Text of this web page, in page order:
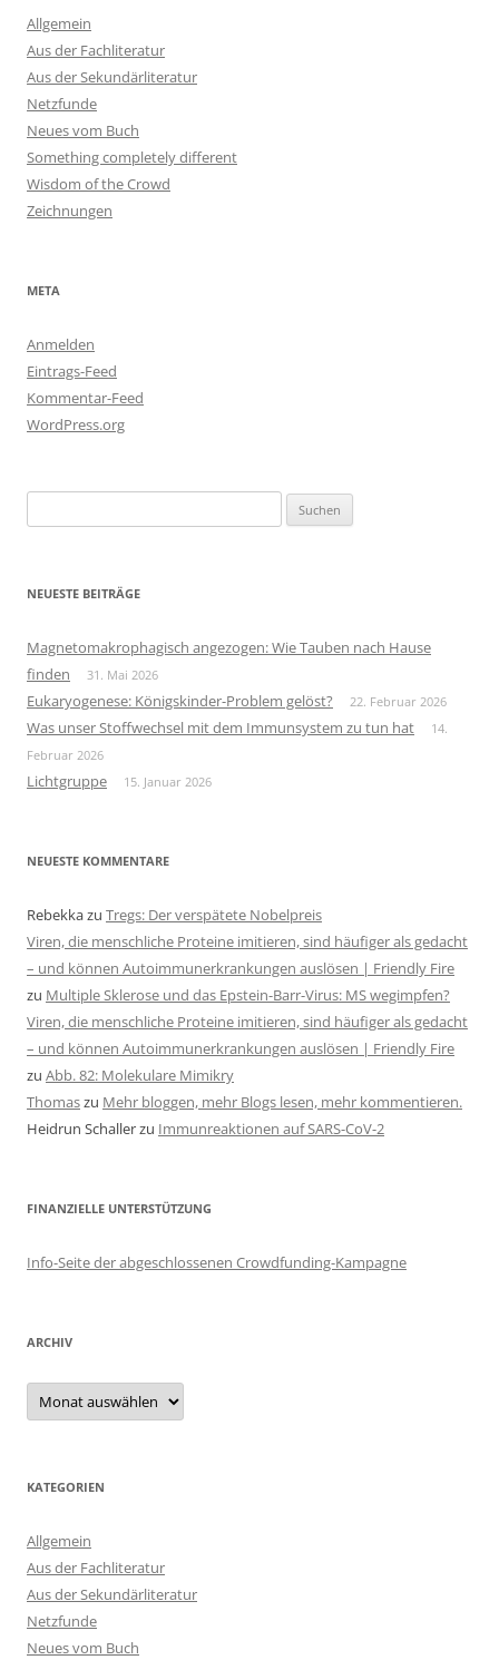
Allgemein
Aus der Fachliteratur
Aus der Sekundärliteratur
Netzfunde
Neues vom Buch
Something completely different
Wisdom of the Crowd
Zeichnungen
META
Anmelden
Eintrags-Feed
Kommentar-Feed
WordPress.org
nach:
NEUESTE BEITRÄGE
Magnetomakrophagisch angezogen: Wie Tauben nach Hause
finden
31. Mai 2026
Eukaryogenese: Königskinder-Problem gelöst? 22. Februar 2026
Was unser Stoffwechsel mit dem Immunsystem zu tun hat
14.
Februar 2026
Lichtgruppe 15. Januar 2026
NEUESTE KOMMENTARE
Rebekkazu Tregs: Der verspätete Nobelpreis
Viren, die menschliche Proteine imitieren, sind häufiger als gedacht
– und können Autoimmunerkrankungen auslösen | Friendly Fire
zu Multiple Sklerose und das Epstein-Barr-Virus: MS wegimpfen?
Viren, die menschliche Proteine imitieren, sind häufiger als gedacht
– und können Autoimmunerkrankungen auslösen | Friendly Fire
zu Abb. 82: Molekulare Mimikry
Thomaszu Mehr bloggen, mehr Blogs lesen, mehr kommentieren.
Heidrun Schallerzu Immunreaktionen auf SARS-CoV-2
FINANZIELLE UNTERSTÜTZUNG
Info-Seite der abgeschlossenen Crowdfunding-Kampagne
ARCHIV
Archiv
KATEGORIEN
Allgemein
Aus der Fachliteratur
Aus der Sekundärliteratur
Netzfunde
Neues vom Buch